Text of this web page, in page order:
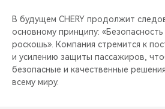
В будущем CHERY продолжит
основному принципу:
роскошь». Компания стремится к
и усилению защиты пассажиров,
безопасные и качественные
всему миру.